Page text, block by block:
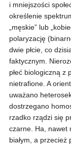
i mniejszości
określenie
„męskie” lub
polaryzację
dwie płcie, co
faktycznym.
płeć biologiczną z
nietrafione. A
uważano
dostrzegano
rzadko rządzi się
czarne. Ha, nawet
białym, a